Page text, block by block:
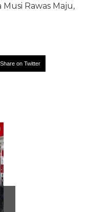
Rawas Maju,
Share on Twitter